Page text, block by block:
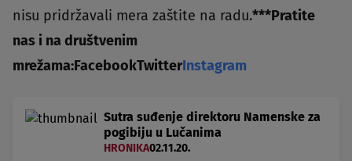
nisu pridržavali mera zaštite na radu.***Pratite
nas i na društvenim
mrežama:FacebookTwitterInstagram
Sutra suđenje direktoru Namenske za
pogibiju u Lučanima
HRONIKA02.11.20.